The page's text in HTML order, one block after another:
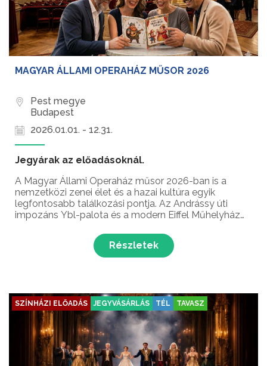
MAGYAR ÁLLAMI OPERAHÁZ MŰSOR 2026
Pest megye
Budapest
2026.01.01. - 12.31.
Jegyárak az előadásoknál.
A Magyar Állami Operaház műsor 2026-ban is a
nemzetközi zenei élet és a hazai kultúra egyik
legfontosabb találkozási pontja. Az Andrássy úti
impozáns Ybl-palota és a modern Eiffel Műhelyház
nemzetközi vendégművészek és a Magyar Nemzeti
Részletek
SZÍNHÁZI ELŐADÁS JEGYVÁSÁRLÁS TÉL TAVASZ